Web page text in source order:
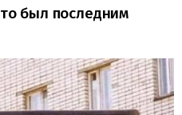
был последним